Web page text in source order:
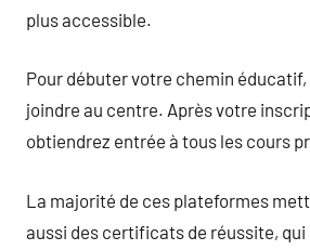
plus accessible.
Pour débuter votre chemin éducatif,
joindre au centre. Après votre
obtiendrez entrée à tous les cours
La majorité de ces plateformes
aussi des certificats de réussite,